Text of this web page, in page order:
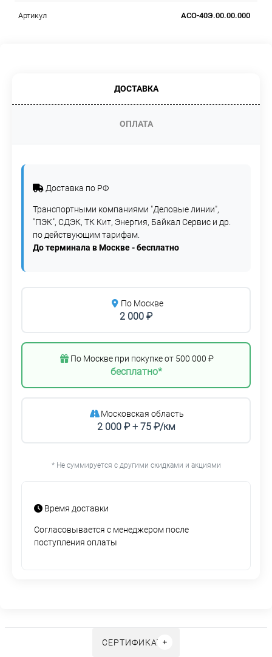
Артикул АСО-40Э.00.00.000
ДОСТАВКА
ОПЛАТА
Доставка по РФ
Транспортными компаниями "Деловые линии",
"ПЭК", СДЭК, ТК Кит, Энергия, Байкал Сервис и др.
по действующим тарифам.
До терминала в Москве - бесплатно
По Москве
2 000 ₽
По Москве при покупке от 500 000 ₽
бесплатно*
Московская область
2 000 ₽ + 75 ₽/км
* Не суммируется с другими скидками и акциями
Время доставки
Согласовывается с менеджером после
поступления оплаты
СЕРТИФИКАТЫ